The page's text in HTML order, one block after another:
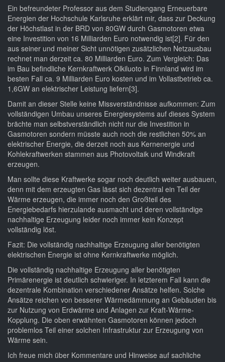
Ein befreundeter Professor aus dem Studiengang Erneuerbare
Energien der Hochschule Karlsruhe erklärt mir, dass zur Deckung
der Höchstlast in der BRD von 80GW durch Gasmotoren etwa
eine Investition von 16 Milliarden Euro notwendig ist[2]. Für den
aus seiner und meiner Sicht unnötigen zusätzlichen Netzausbau
rechnet man derzeit ca. 80 Milliarden Euro. Zum Vergleich: Das
im Bau befindliche Kernkraftwerk Olkiluoto in Finnland wird im
besten Fall ca. 9 Milliarden Euro kosten und im Vollastbetrieb ca.
1,6GW an elektrischer Leistung liefern[3].
Damit an dieser Stelle keine Missverständnisse aufkommen: Zum
vollständigen Umbau unseres Energiesystems auf dieses System
brächte man selbstverständlich nicht nur die Investition in
Gasmotoren sondern müsste auch noch die restlichen 50% an
elektrischer Energie, die derzeit noch aus Kernenergie und
Kohlekraftwerken stammen aus Photovoltaik und Windkraft
erzeugen.
Man sollte diese Kraftwerke sogar noch deutlich weiter ausbauen,
denn mit dem erzeugten Gas lässt sich dezentral ein Teil der
Wärme erzeugen, die immer noch den Großteil des
Energiebedarfs hierzulande ausmacht und deren vollständige
nachhaltige Erzeugung leider noch immer kein Konzept
vollständig löst.
Fazit: Die vollständig nachhaltige Erzeugung aller benötigten
elektrischen Energie ist ohne Kernkraftwerke möglich.
Die vollständig nachhaltige Erzeugung aller benötigten
Primärenergie ist deutlich schwieriger. In letzterem Fall kann die
dezentrale Kombination verschiedener Ansätze helfen. Solche
Ansätze reichen von besserer Wärmedämmung an Gebäuden bis
zur Nutzung von Erdwärme und Anlagen zur Kraft-Wärme-
Kopplung. Die oben erwähnten Gasmotoren können jedoch
problemlos Teil einer solchen Infrastruktur zur Erzeugung von
Wärme sein.
Ich freue mich über Kommentare und Hinweise auf sachliche